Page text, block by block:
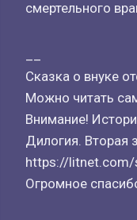
смертельного
Сказка о внуке
Можно читать
Внимание!
Дилогия. Вторая
https://litnet.com/
Огромное